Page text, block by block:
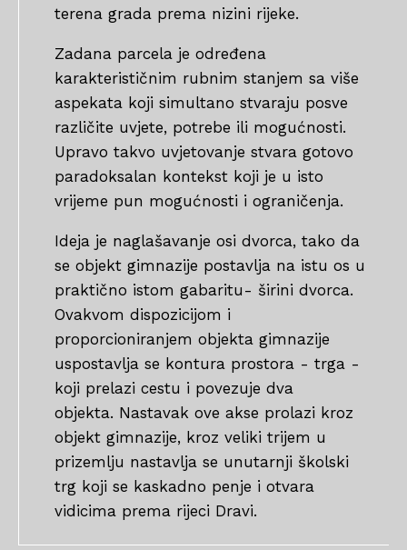
terena grada prema nizini rijeke.
Zadana parcela je određena
karakterističnim rubnim stanjem sa više
aspekata koji simultano stvaraju posve
različite uvjete, potrebe ili mogućnosti.
Upravo takvo uvjetovanje stvara gotovo
paradoksalan kontekst koji je u isto
vrijeme pun mogućnosti i ograničenja.
Ideja je naglašavanje osi dvorca, tako da
se objekt gimnazije postavlja na istu os u
praktično istom gabaritu- širini dvorca.
Ovakvom dispozicijom i
proporcioniranjem objekta gimnazije
uspostavlja se kontura prostora - trga -
koji prelazi cestu i povezuje dva
objekta. Nastavak ove akse prolazi kroz
objekt gimnazije, kroz veliki trijem u
prizemlju nastavlja se unutarnji školski
trg koji se kaskadno penje i otvara
vidicima prema rijeci Dravi.